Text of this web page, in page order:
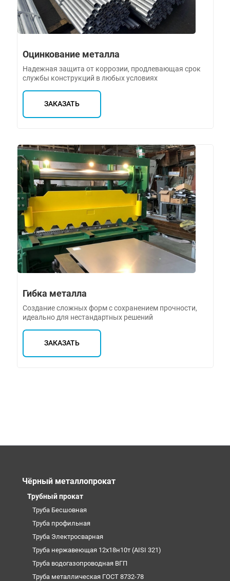
Оцинкование металла
Надежная защита от коррозии, продлевающая срок
службы конструкций в любых условиях
ЗАКАЗАТЬ
Гибка металла
Создание сложных форм с сохранением прочности,
идеально для нестандартных решений
ЗАКАЗАТЬ
Чёрный металлопрокат
Трубный прокат
Труба Бесшовная
Труба профильная
Труба Электросварная
Труба нержавеющая 12х18н10т (AISI 321)
Труба водогазопроводная ВГП
Труба металлическая ГОСТ 8732-78